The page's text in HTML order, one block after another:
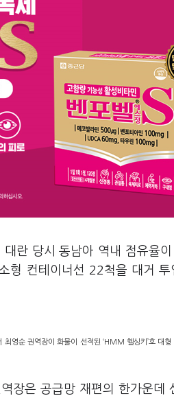
란 당시 동남아 역내 점유율
컨테이너선 22척을 대거 투
영순 권역장이 화물이 선적된 ‘HMM 헬싱키’호 대형
장은 공급망 재편의 한가운